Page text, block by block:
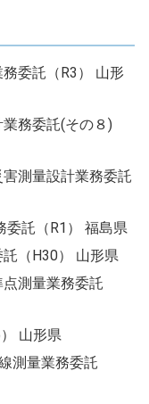
委託（R3） 山形
務委託(その８)
測量設計業務委託
委託（R1） 福島県
（H30） 山形県
測量業務委託
山形県
測量業務委託